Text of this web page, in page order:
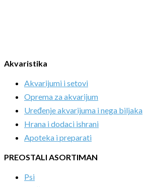
Akvaristika
Akvarijumi i setovi
Oprema za akvarijum
Uređenje akvarijuma i nega biljaka
Hrana i dodaci ishrani
Apoteka i preparati
PREOSTALI ASORTIMAN
Psi